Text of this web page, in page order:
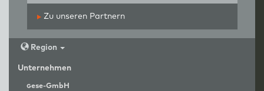
Zu unseren Partnern
Region
Unternehmen
gese-GmbH